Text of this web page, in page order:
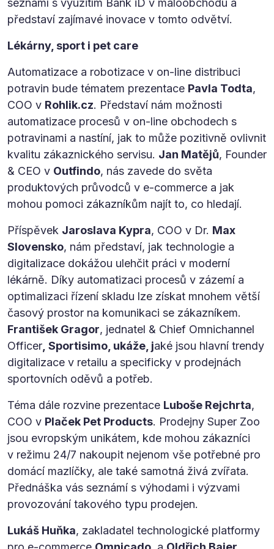
seznámí s využitím Bank iD v maloobchodu a
představí zajímavé inovace v tomto odvětví.
Lékárny, sport i pet care
Automatizace a robotizace v on-line distribuci
potravin bude tématem prezentace Pavla Todta,
COO v Rohlik.cz. Představí nám možnosti
automatizace procesů v on-line obchodech s
potravinami a nastíní, jak to může pozitivně ovlivnit
kvalitu zákaznického servisu. Jan Matějů, Founder
& CEO v Outfindo, nás zavede do světa
produktových průvodců v e-commerce a jak
mohou pomoci zákazníkům najít to, co hledají.
Příspěvek Jaroslava Kypra, COO v Dr. Max
Slovensko, nám představí, jak technologie a
digitalizace dokážou ulehčit práci v moderní
lékárně. Díky automatizaci procesů v zázemí a
optimalizaci řízení skladu lze získat mnohem větší
časový prostor na komunikaci se zákazníkem.
František Gragor, jednatel & Chief Omnichannel
Officer , Sportisimo, ukáže, jaké jsou hlavní trendy
digitalizace v retailu a specificky v prodejnách
sportovních oděvů a potřeb.
Téma dále rozvine prezentace Luboše Rejchrta,
COO v Plaček Pet Products. Prodejny Super Zoo
jsou evropským unikátem, kde mohou zákazníci
v režimu 24/7 nakoupit nejenom vše potřebné pro
domácí mazlíčky, ale také samotná živá zvířata.
Přednáška vás seznámí s výhodami i výzvami
provozování takového typu prodejen.
Lukáš Huňka, zakladatel technologické platformy